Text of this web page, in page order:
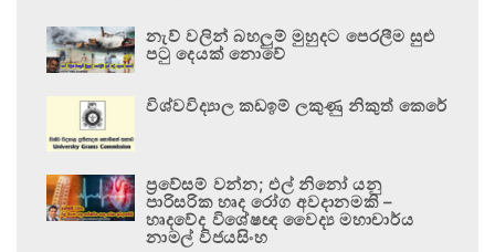
නැව් වලින් බහලුම් මුහුදට පෙරලීම සුළු
පටු දෙයක් නොවේ
විශ්වවිද්‍යාල කඩඉම් ලකුණු නිකුත් කෙරේ
ප්‍රවේසම් වන්න; එල් නිනෝ යනු
පාරිසරික හෘද රෝග අවදානමකි –
හෘදවේද විශේෂඥ වෛද්‍ය මහාචාර්ය
නාමල් විජයසිංහ